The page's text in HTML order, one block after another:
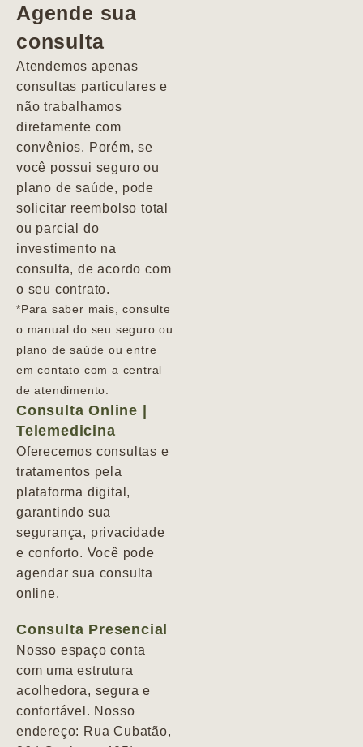
Agende sua
consulta
Atendemos apenas
consultas particulares e
não trabalhamos
diretamente com
convênios. Porém, se
você possui seguro ou
plano de saúde, pode
solicitar reembolso total
ou parcial do
investimento na
consulta, de acordo com
o seu contrato.
*Para saber mais, consulte
o manual do seu seguro ou
plano de saúde ou entre
em contato com a central
de atendimento.
Consulta Online |
Telemedicina
Oferecemos consultas e
tratamentos pela
plataforma digital,
garantindo sua
segurança, privacidade
e conforto. Você pode
agendar sua consulta
online.
Consulta Presencial
Nosso espaço conta
com uma estrutura
acolhedora, segura e
confortável. Nosso
endereço: Rua Cubatão,